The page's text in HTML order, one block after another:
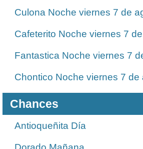
Culona Noche viernes 7 de
Cafeterito Noche viernes 7
Fantastica Noche viernes 7
Chontico Noche viernes 7 de
Chances
Antioqueñita Día